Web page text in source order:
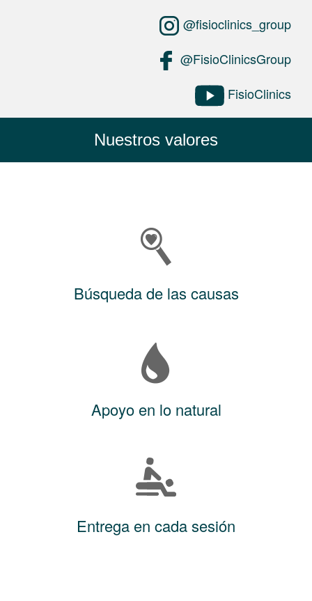
@fisioclinics_group
@FisioClinicsGroup
FisioClinics
Nuestros valores
Búsqueda de las causas
Apoyo en lo natural
Entrega en cada sesión